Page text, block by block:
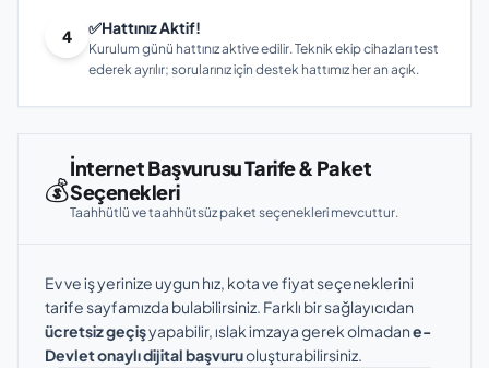
4 ✅Hattınız Aktif!
Kurulum günü hattınız aktive edilir. Teknik ekip cihazları test
ederek ayrılır; sorularınız için destek hattımız her an açık.
💰
İnternet Başvurusu Tarife & Paket
Seçenekleri
Taahhütlü ve taahhütsüz paket seçenekleri mevcuttur.
Ev ve iş yerinize uygun hız, kota ve fiyat seçeneklerini
tarife sayfamızda bulabilirsiniz. Farklı bir sağlayıcıdan
ücretsiz geçişyapabilir, ıslak imzaya gerek olmadane-
Devlet onaylı dijital başvuruoluşturabilirsiniz.